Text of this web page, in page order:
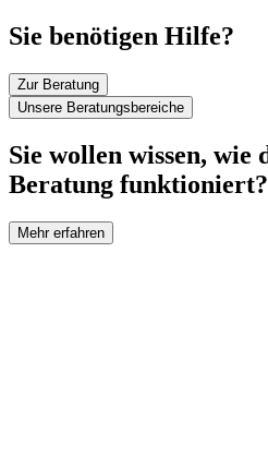
Sie benötigen Hilfe?
Zur Beratung
Unsere Beratungsbereiche
Sie wollen wissen, wie
Beratung funktioniert?
Mehr erfahren